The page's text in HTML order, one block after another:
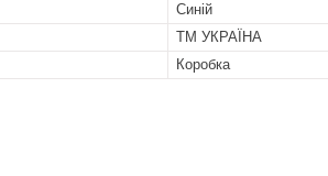
Синій
ТМ УКРАЇНА
Коробка